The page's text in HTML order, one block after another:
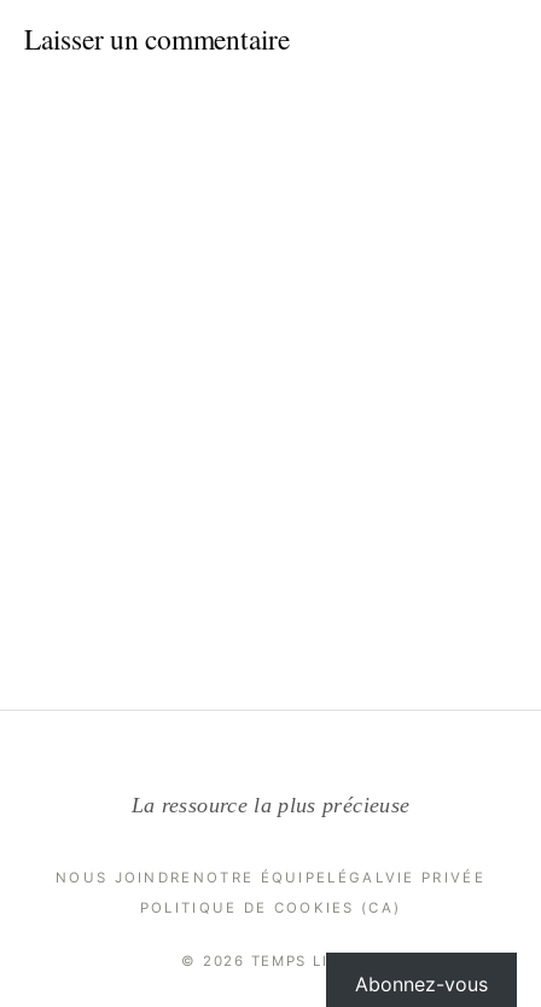
Laisser un commentaire
La ressource la plus précieuse
NOUS JOINDRE NOTRE ÉQUIPE LÉGALVIE PRIVÉE
POLITIQUE DE COOKIES (CA)
© 2026 TEMPS LIBRE
Abonnez-vous